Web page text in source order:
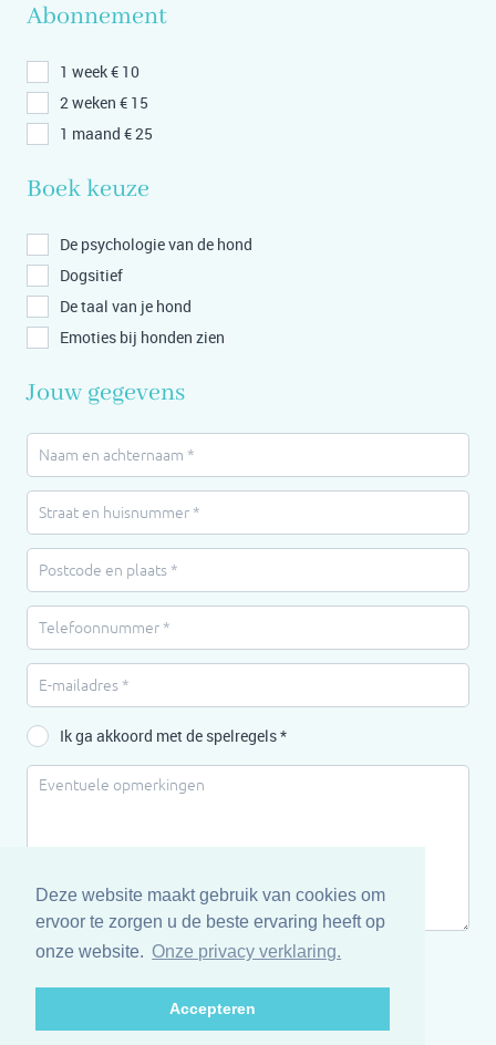
Deze website maakt gebruik van cookies om
ervoor te zorgen u de beste ervaring heeft op
onze website. Onze privacy verklaring.
Accepteren
Abonnement
1 week € 10
2 weken € 15
1 maand € 25
Boek keuze
De psychologie van de hond
Dogsitief
De taal van je hond
Emoties bij honden zien
Jouw gegevens
Ik ga akkoord met de spelregels *